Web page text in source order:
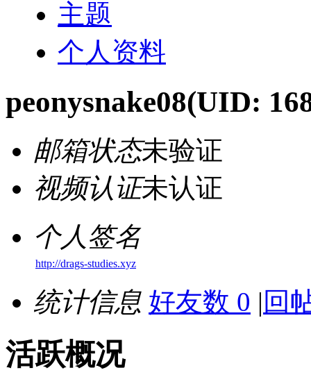
主题
个人资料
peonysnake08(UID:
邮箱状态未验证
视频认证未认证
个人签名
http://drags-studies.xyz
统计信息 好友数 0 | 回
活跃概况